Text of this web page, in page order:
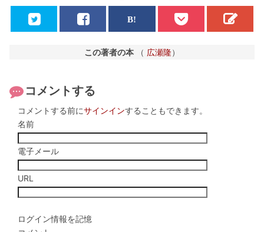
この著者の本 （ 広瀬隆）
コメントする
コメントする前にサインインすることもできます。
名前
電子メール
URL
ログイン情報を記憶